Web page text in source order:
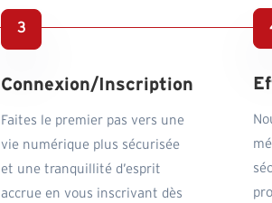
Connexion/Inscription
Faites le premier pas vers une
vie numérique plus sécurisée
et une tranquillité d’esprit
accrue en vous inscrivant dès